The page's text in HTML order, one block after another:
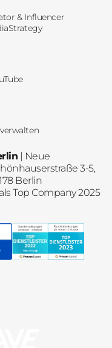
& Influencer
Strategy
| Neue
3-5,
Berlin